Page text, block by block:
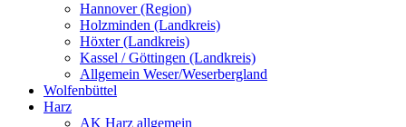
Hannover (Region)
Holzminden (Landkreis)
Höxter (Landkreis)
Kassel / Göttingen (Landkreis)
Allgemein Weser/Weserbergland
Wolfenbüttel
Harz
AK Harz allgemein